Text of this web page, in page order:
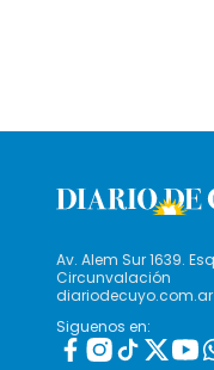
Av. Alem Sur 1639.
Circunvalación
diariodecuyo.com.ar
Siguenos en: